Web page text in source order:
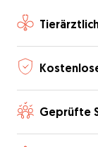
Geprüfte